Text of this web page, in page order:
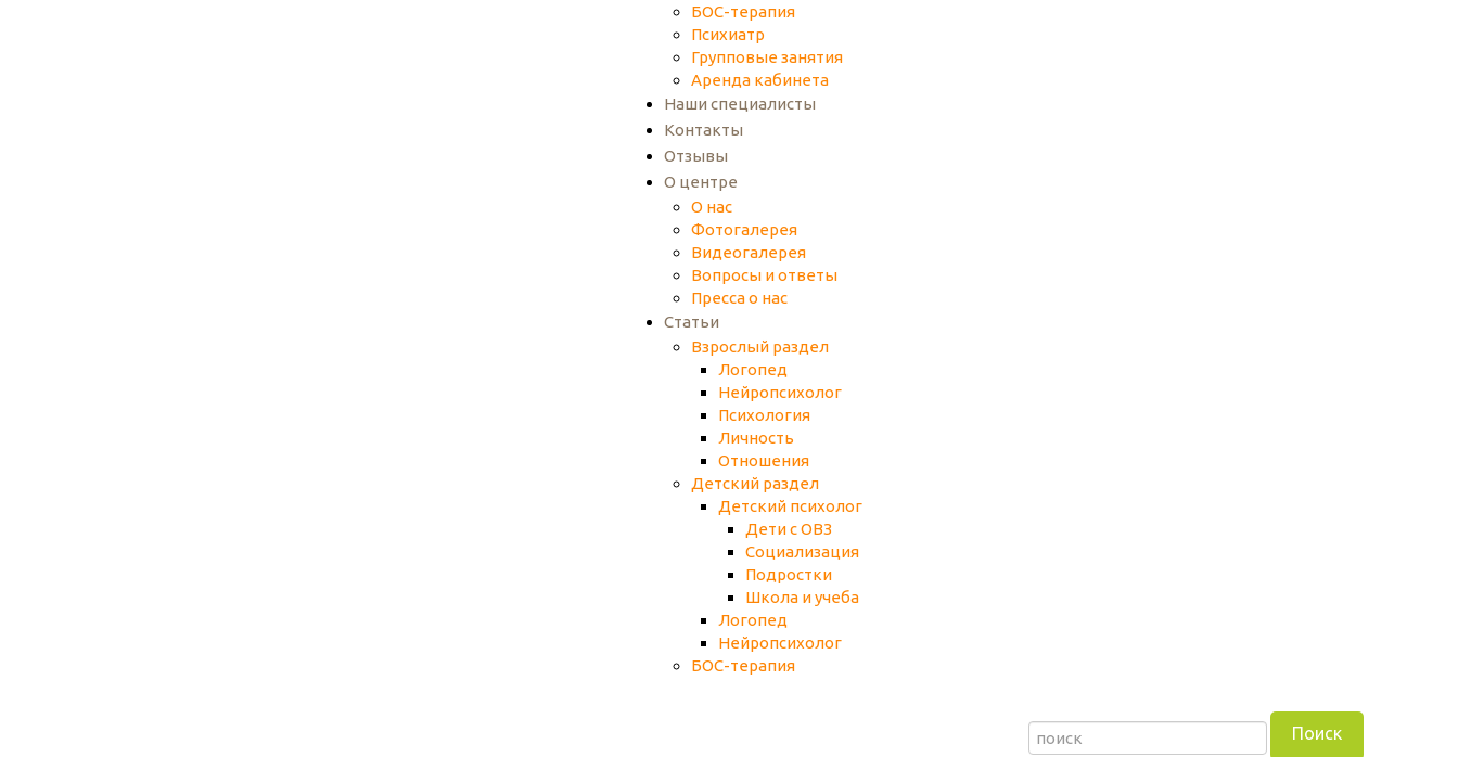
БОС-терапия
Психиатр
Групповые занятия
Аренда кабинета
Наши специалисты
Контакты
Отзывы
О центре
О нас
Фотогалерея
Видеогалерея
Вопросы и ответы
Пресса о нас
Статьи
Взрослый раздел
Логопед
Нейропсихолог
Психология
Личность
Отношения
Детский раздел
Детский психолог
Дети с ОВЗ
Социализация
Подростки
Школа и учеба
Логопед
Нейропсихолог
БОС-терапия